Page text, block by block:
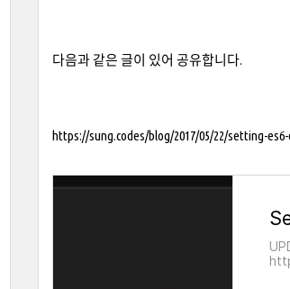
다음과 같은 글이 있어 공유합니다.
https://sung.codes/blog/2017/05/22/setting-